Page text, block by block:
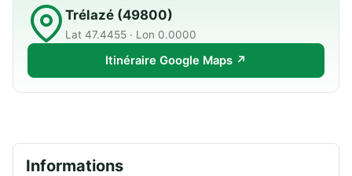
Trélazé (49800)
Lat 47.4455 · Lon 0.0000
Itinéraire Google Maps ↗
Informations